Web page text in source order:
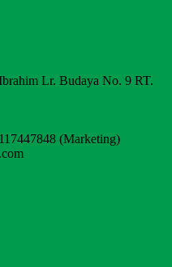
Lr. Budaya No. 9 RT.
(Marketing)